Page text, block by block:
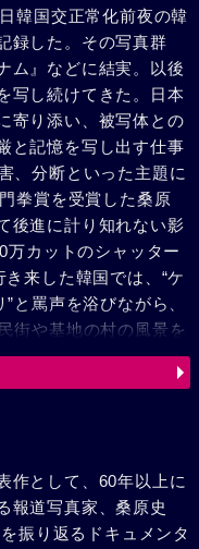
韓国交正常化前夜の韓
録した。その写真群
ム』などに結実。以後
写し続けてきた。日本
寄り添い、被写体との
と記憶を写し出す仕事
、分断といった主題に
拳賞を受賞した桑原
後進に計り知れない影
万カットのシャッター
来した韓国では、“ケ
と罵声を浴びながら、
街や基地の村の風景を
まった韓国の生々しい
れ、歴史が風化しても
が涙を流しながら別れ
は、耳は遠くなり、健
を敢行。これは、桑
場に戻る記憶の旅であ
作として、60年以上に
報道写真家、桑原史
振り返るドキュメンタ